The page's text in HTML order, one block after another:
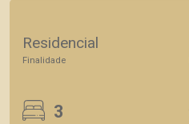
Residencial
Finalidade
3